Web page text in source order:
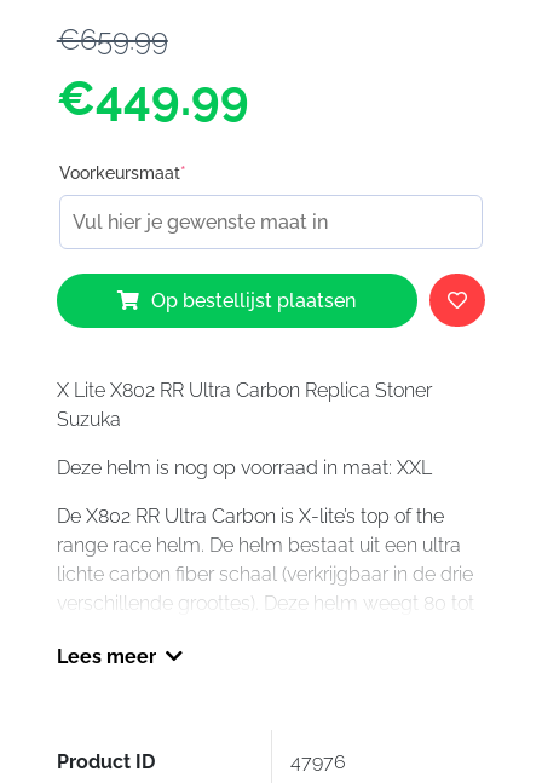
€659.99
€449.99
Voorkeursmaat*
X-
Lite
X802
Ultra
Carbon
Stoner
Suzuka
Op bestellijst plaatsen
X Lite X802 RR Ultra Carbon Replica Stoner
Suzuka
Deze helm is nog op voorraad in maat: XXL
De X802 RR Ultra Carbon is X-lite’s top of the
range race helm. De helm bestaat uit een ultra
lichte carbon fiber schaal (verkrijgbaar in de drie
verschillende groottes). Deze helm weegt 80 tot
De nieuwe uitneembare en te wassen
Lees meer
Product ID 47976